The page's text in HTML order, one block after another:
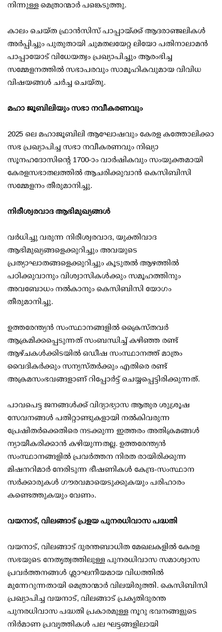
നിന്നുള്ള മെത്രാന്മാര്‍ പങ്കെടുത്തു.
കാലം ചെയ്ത ഫ്രാന്‍സിസ് പാപ്പായ്ക്ക് ആദരാഞ്ജലികള്‍
അര്‍പ്പിച്ചും പുതുതായി ചുമതലയേറ്റ ലിയോ പതിനാലാമന്‍
പാപ്പായോട് വിധേയത്വം പ്രഖ്യാപിച്ചും ആരംഭിച്ച
സമ്മേളനത്തില്‍ സഭാപരവും സാമൂഹികവുമായ വിവിധ
വിഷയങ്ങള്‍ ചര്‍ച്ച ചെയ്തു.
മഹാ ജൂബിലിയും സഭാ നവീകരണവും
2025 ലെ മഹാജൂബിലി ആഘോഷവും കേരള കത്തോലിക്കാ
സഭ പ്രഖ്യാപിച്ച സഭാ നവീകരണവും നിഖ്യാ
സൂനഹദോസിന്റെ 1700-ാം വാര്‍ഷികവും സംയുക്തമായി
കേരളസഭാതലത്തില്‍ ആചരിക്കുവാന്‍ കെസിബിസി
സമ്മേളനം തീരുമാനിച്ചു.
നിരീശ്വരവാദ ആഭിമുഖ്യങ്ങള്‍
വര്‍ധിച്ചു വരുന്ന നിരീശ്വരവാദ, യുക്തിവാദ
ആഭിമുഖ്യങ്ങളെക്കുറിച്ചും അവയുടെ
പ്രത്യാഘാതങ്ങളെക്കുറിച്ചും കൂടുതല്‍ ആഴത്തില്‍
പഠിക്കുവാനും വിശ്വാസികള്‍ക്കും സമൂഹത്തിനും
അവബോധം നല്‍കാനും കെസിബിസി യോഗം
തീരുമാനിച്ചു.
ഉത്തരേന്ത്യന്‍ സംസ്ഥാനങ്ങളില്‍ ക്രൈസ്തവര്‍
ആക്രമിക്കപ്പെടുന്നത് സംബന്ധിച്ച് കഴിഞ്ഞ രണ്ട്
ആഴ്ചകള്‍ക്കിടയില്‍ ഒഡീഷ സംസ്ഥാനത്ത് മാത്രം
വൈദികര്‍ക്കും സന്യസ്തര്‍ക്കും എതിരെ രണ്ട്
അക്രമസംഭവങ്ങളാണ് റിപ്പോര്‍ട്ട് ചെയ്യപ്പെട്ടിരിക്കുന്നത്.
പാവപെട്ട ജനങ്ങള്‍ക്ക് വിദ്യാഭ്യാസ ആതുര ശുശ്രൂഷ
സേവനങ്ങള്‍ പതിറ്റാണ്ടുകളായി നല്‍കിവരുന്ന
പ്രേഷിതര്‍ക്കെതിരെ നടക്കുന്ന ഇത്തരം അതിക്രമങ്ങള്‍
ന്യായീകരിക്കാന്‍ കഴിയുന്നതല്ല. ഉത്തരേന്ത്യന്‍
സംസ്ഥാനങ്ങളില്‍ പ്രവര്‍ത്തന നിരത രായിരിക്കുന്ന
മിഷനറിമാര്‍ നേരിടുന്ന ഭീഷണികള്‍ കേന്ദ്ര-സംസ്ഥാന
സര്‍ക്കാരുകള്‍ ഗൗരവമായെടുക്കുകയും പരിഹാരം
കണ്ടെത്തുകയും വേണം.
വയനാട്, വിലങ്ങാട് പ്രളയ പുനരധിവാസ പദ്ധതി
വയനാട്, വിലങ്ങാട് ദുരന്തബാധിത മേഖലകളില്‍ കേരള
സഭയുടെ നേതൃത്വത്തിലുള്ള പുനരധിവാസ സമാശ്വാസ
പ്രവര്‍ത്തനങ്ങള്‍ ശ്ലാഘനീയമായ വിധത്തില്‍
മുന്നേറുന്നതായി മെത്രാന്മാര്‍ വിലയിരുത്തി. കെസിബിസി
പ്രഖ്യാപിച്ച വയനാട്, വിലങ്ങാട് പ്രകൃതിദുരന്ത
പുനരധിവാസ പദ്ധതി പ്രകാരമുള്ള നൂറു ഭവനങ്ങളുടെ
നിര്‍മാണ പ്രവൃത്തികള്‍ പല ഘട്ടങ്ങളിലായി